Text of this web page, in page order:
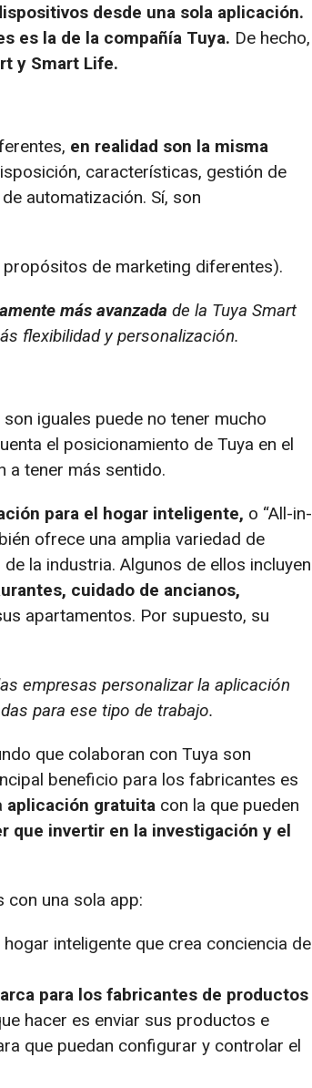
desde una sola aplicación.
es la de la compañía Tuya. De hecho,
y Smart Life.
en realidad son la misma
características, gestión de
automatización. Sí, son
de marketing diferentes).
más avanzada de la Tuya Smart
flexibilidad y personalización.
iguales puede no tener mucho
el posicionamiento de Tuya en el
a tener más sentido.
para el hogar inteligente, o “All-in-
ofrece una amplia variedad de
la industria. Algunos de ellos incluyen
cuidado de ancianos,
apartamentos. Por supuesto, su
empresas personalizar la aplicación
para ese tipo de trabajo.
que colaboran con Tuya son
beneficio para los fabricantes es
aplicación gratuita con la que pueden
que invertir en la investigación y el
con una sola app:
inteligente que crea conciencia de
para los fabricantes de productos
hacer es enviar sus productos e
que puedan configurar y controlar el